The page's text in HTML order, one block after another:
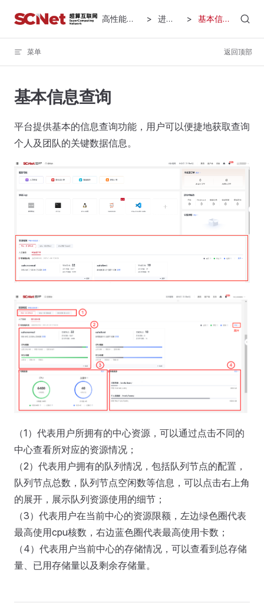
Skip to content 高性能计算服务 > 进阶指南 > 基本信息查询
菜单 返回顶部
基本信息查询
平台提供基本的信息查询功能，用户可以便捷地获取查询
个人及团队的关键数据信息。
（1）代表用户所拥有的中心资源，可以通过点击不同的
中心查看所对应的资源情况；
（2）代表用户拥有的队列情况，包括队列节点的配置，
队列节点总数，队列节点空闲数等信息，可以点击右上角
的展开，展示队列资源使用的细节；
（3）代表用户在当前中心的资源限额，左边绿色圈代表
最高使用cpu核数，右边蓝色圈代表最高使用卡数；
（4）代表用户当前中心的存储情况，可以查看到总存储
量、已用存储量以及剩余存储量。